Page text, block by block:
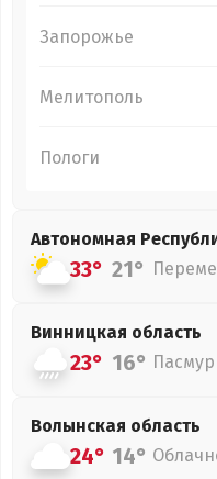
Запорожье
Мелитополь
Пологи
Автономная
33° 21°
Винницкая область
23° 16°
Волынская область
24° 14°